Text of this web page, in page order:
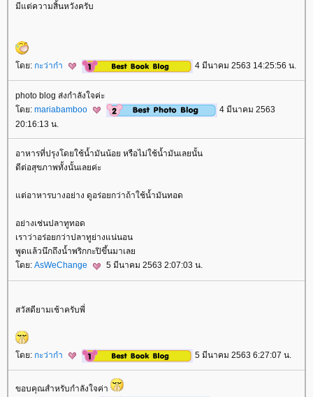
มีแต่ความสิ้นหวังครับ
ดย: กะว่าก๋า 4 มีนาคม 2563 14:25:56 น.
photo blog ส่งกำลังใจค่ะ
ดย: mariabamboo
4 มีนาคม 2563
20:16:13 น.
อาหารที่ปรุงโดยใช้น้ำมันน้อย หรือไม่ใช้น้ำมันเลยนั้น
ดีต่อสุขภาพทั้งนั้นเลยค่ะ
ต่อาหารบางอย่าง ดูอร่อยกว่าถ้าใช้น้ำมันทอด
อย่างเช่นปลาทูทอด
เราว่าอร่อยกว่าปลาทูย่างแน่นอน
พูดแล้วนึกถึงน้ำพริกกะปิขึ้นมาเล
ดย: AsWeChange 5 มีนาคม 2563 2:07:03 น.
สวัสดียามเช้าครับพี่
ดย: กะว่าก๋า 5 มีนาคม 2563 6:27:07 น.
ขอบคุณสำหรับกำลังใจค่า